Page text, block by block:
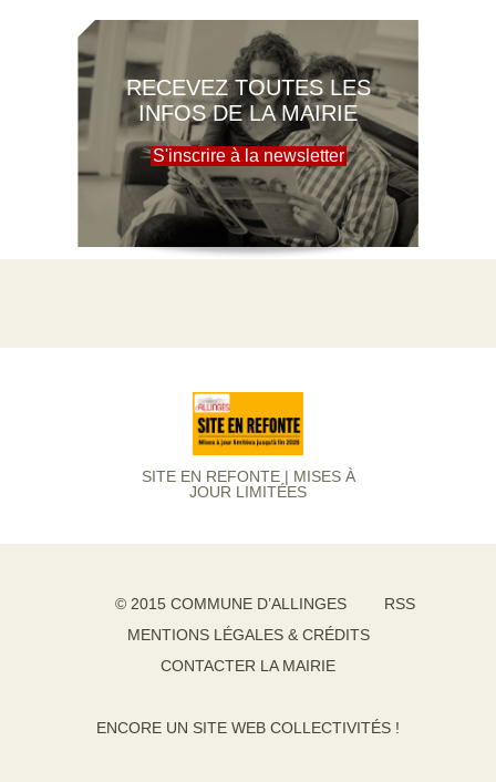
RECEVEZ TOUTES LES
INFOS DE LA MAIRIE
S'inscrire à la newsletter
SITE EN REFONTE | MISES À
JOUR LIMITÉES
© 2015 COMMUNE D’ALLINGES
RSS
MENTIONS LÉGALES & CRÉDITS
CONTACTER LA MAIRIE
ENCORE UN SITE WEB COLLECTIVITÉS !